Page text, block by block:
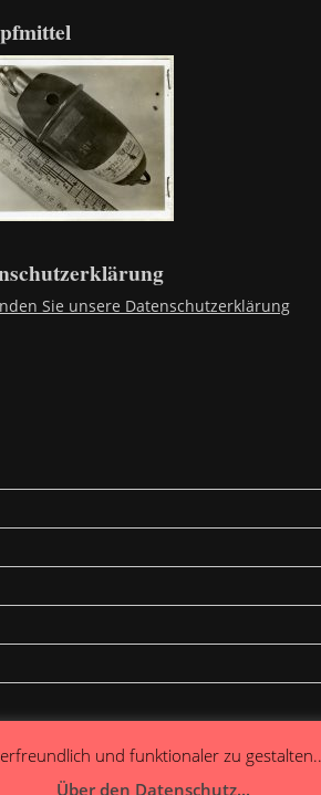
Sie unsere Datenschutzerklärung
und funktionaler zu gestalten..
Über den Datenschutz...